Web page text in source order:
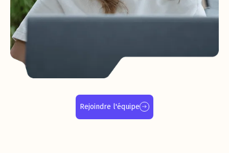
Avoir accès à des vraies perspectives
d’évolution professionnelles
Rejoindre l'équipe